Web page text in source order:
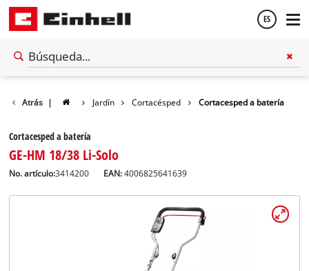
ES
Atrás | Jardín Cortacésped Cortacesped a batería
Cortacesped a batería
GE-HM 18/38 Li-Solo
No. artículo:3414200 EAN:4006825641639